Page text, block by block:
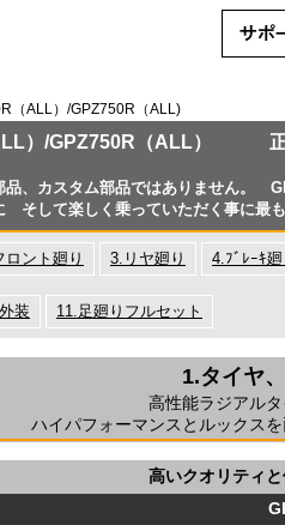
（ALL）/GPZ750R（ALL)
）/GPZ750R（ALL） 正
、カスタム部品ではありません。
そして楽しく乗っていただく事に最
ロント廻り 3.リヤ廻り 4.ﾌﾞﾚｰｷ廻
装 11.足廻りフルセット
1.タイヤ
高性能ラジアル
ハイパフォーマンスとルックス
高いクオリティ